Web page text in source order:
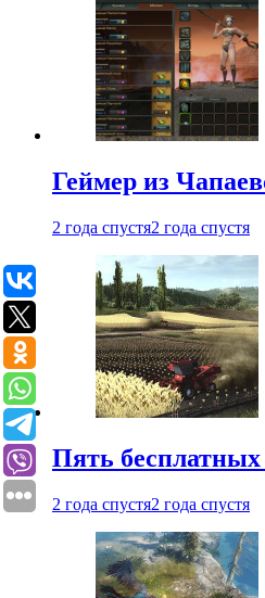
Геймер из
2 года спустя2 года спустя
Пять
2 года спустя2 года спустя